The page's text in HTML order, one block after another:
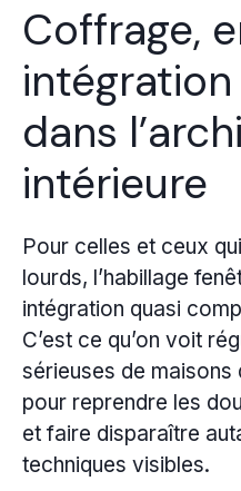
Coffrage,
dans
intérieure
Pour celles et ceux
lourds, l’habillage
intégration quasi
C’est ce qu’on voit
sérieuses de
pour reprendre les
et faire disparaître
techniques visibles.